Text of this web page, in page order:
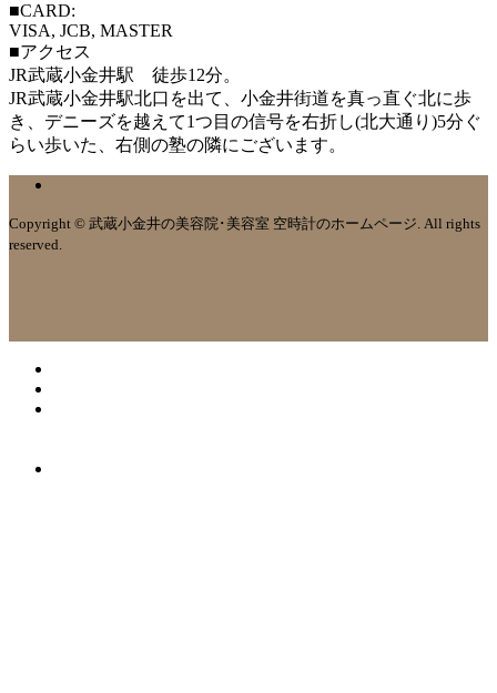
■CARD:
VISA, JCB, MASTER
■アクセス
JR武蔵小金井駅 徒歩12分。
JR武蔵小金井駅北口を出て、小金井街道を真っ直ぐ北に歩
き、デニーズを越えて1つ目の信号を右折し(北大通り)5分ぐ
らい歩いた、右側の塾の隣にございます。
Copyright © 武蔵小金井の美容院･美容室 空時計のホームページ. All rights
reserved.